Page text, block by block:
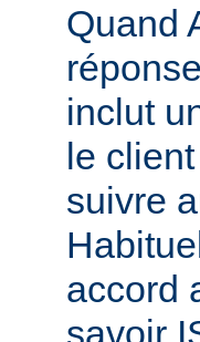
Quand
inclut
le
suivre
accord
savoir